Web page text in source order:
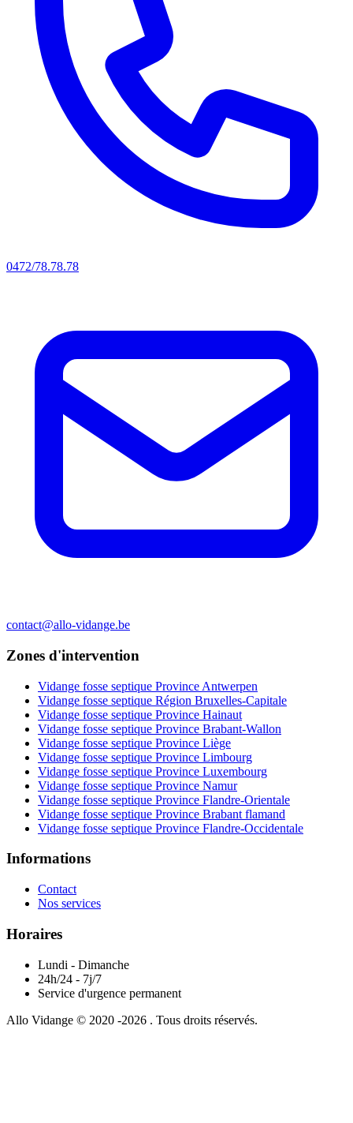
0472/78.78.78
contact@allo-vidange.be
Zones d'intervention
Vidange fosse septique Province Antwerpen
Vidange fosse septique Région Bruxelles-Capitale
Vidange fosse septique Province Hainaut
Vidange fosse septique Province Brabant-Wallon
Vidange fosse septique Province Liège
Vidange fosse septique Province Limbourg
Vidange fosse septique Province Luxembourg
Vidange fosse septique Province Namur
Vidange fosse septique Province Flandre-Orientale
Vidange fosse septique Province Brabant flamand
Vidange fosse septique Province Flandre-Occidentale
Informations
Contact
Nos services
Horaires
Lundi - Dimanche
24h/24 - 7j/7
Service d'urgence permanent
Allo Vidange © 2020 -2026 . Tous droits réservés.